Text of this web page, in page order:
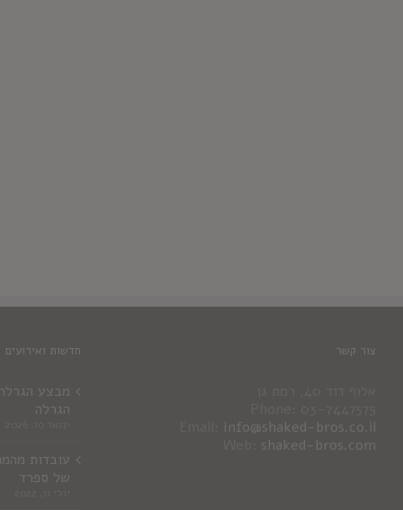
צור קשר
info@shaked-bros.co.il
shaked-bros.com
חדשות ואירועים
מבצע
הגרלה
עובדות
של ספרד